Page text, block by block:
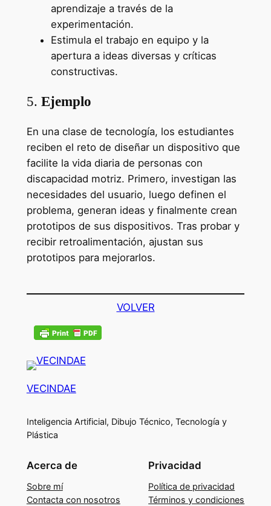
aprendizaje a través de la
experimentación.
Estimula el trabajo en equipo y la
apertura a ideas diversas y críticas
constructivas.
5. Ejemplo
En una clase de tecnología, los estudiantes
reciben el reto de diseñar un dispositivo que
facilite la vida diaria de personas con
discapacidad motriz. Primero, investigan las
necesidades del usuario, luego definen el
problema, generan ideas y finalmente crean
prototipos de sus dispositivos. Tras probar y
recibir retroalimentación, ajustan sus
prototipos para mejorarlos.
VOLVER
VECINDAE
Inteligencia Artificial, Dibujo Técnico, Tecnología y
Plástica
Acerca de
Sobre mí
Contacta con nosotros
Privacidad
Política de privacidad
Términos y condiciones